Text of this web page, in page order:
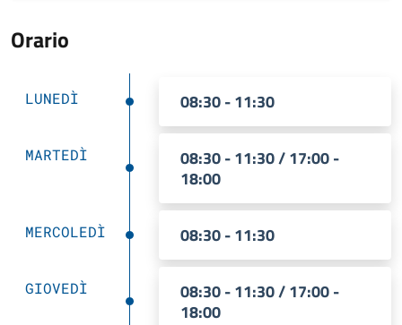
Orario
LUNEDÌ 08:30 - 11:30
MARTEDÌ
08:30 - 11:30 / 17:00 -
18:00
MERCOLEDÌ 08:30 - 11:30
GIOVEDÌ
08:30 - 11:30 / 17:00 -
18:00